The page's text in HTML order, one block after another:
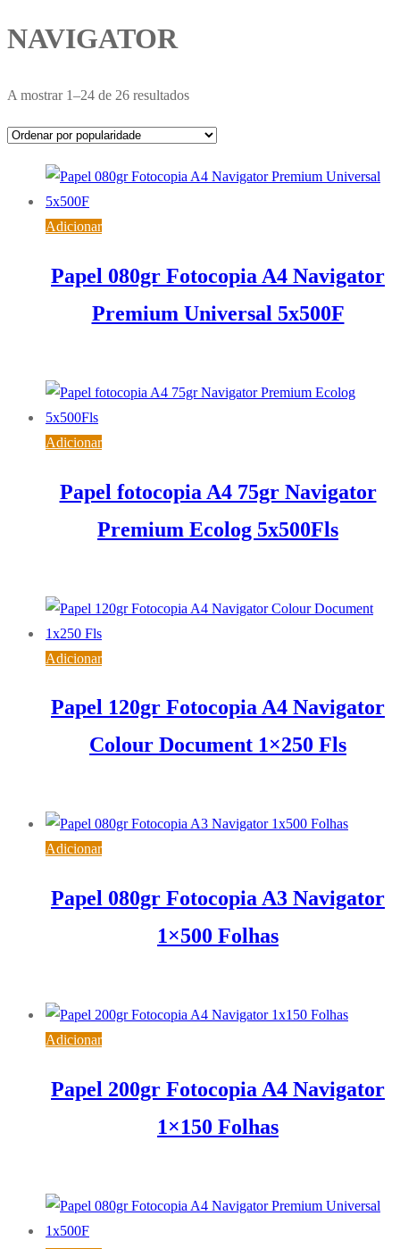
NAVIGATOR
A mostrar 1–24 de 26 resultadosOrdenado
popularidade
Adicionar
Papel 080gr Fotocopia A4 Navigator
Premium Universal 5x500F
Adicionar
Papel fotocopia A4 75gr Navigator
Premium Ecolog 5x500Fls
Adicionar
Papel 120gr Fotocopia A4 Navigator
Colour Document 1×250 Fls
Adicionar
Papel 080gr Fotocopia A3 Navigator
1×500 Folhas
Adicionar
Papel 200gr Fotocopia A4 Navigator
1×150 Folhas